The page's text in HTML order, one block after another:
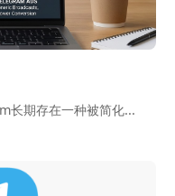
长期存在一种被简化...